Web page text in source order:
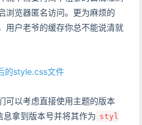
浏览器匿名访问。更为麻烦的
用户老爷的缓存你总不能说清就
的style.css文件
可以考虑直接使用主题的版本
拿到版本号并将其作为 styl